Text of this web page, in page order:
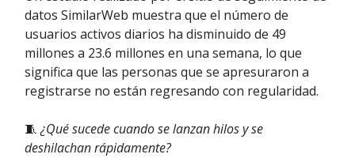
datos SimilarWeb muestra que el número de
usuarios activos diarios ha disminuido de 49
millones a 23.6 millones en una semana, lo que
significa que las personas que se apresuraron a
registrarse no están regresando con regularidad.
🧵¿Qué sucede cuando se lanzan hilos y se
deshilachan rápidamente?